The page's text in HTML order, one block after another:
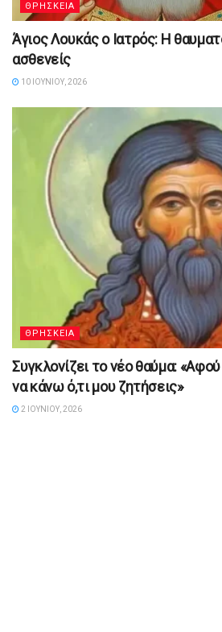
ΘΡΗΣΚΕΙΑ
Άγιος Λουκάς ο Ιατρός: Η
ασθενείς
10 ΙΟΥΝΊΟΥ, 2026
ΘΡΗΣΚΕΙΑ
Συγκλονίζει το νέο θαύμα:
να κάνω ό,τι μου ζητήσεις»
2 ΙΟΥΝΊΟΥ, 2026